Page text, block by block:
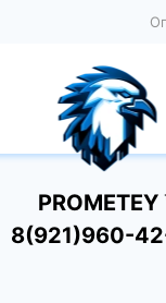
PROMETEY
8(921)960-